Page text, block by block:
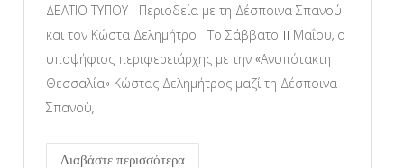
ΔΕΛΤΙΟ ΤΥΠΟΥ Περιοδεία με τη Δέσποινα Σπανού
και τον Κώστα Δελημήτρο Το Σάββατο 11 Μαΐου, ο
υποψήφιος περιφερειάρχης με την «Ανυπότακτη
Θεσσαλία» Κώστας Δελημήτρος μαζί τη Δέσποινα
Σπανού,
Διαβάστε περισσότερα